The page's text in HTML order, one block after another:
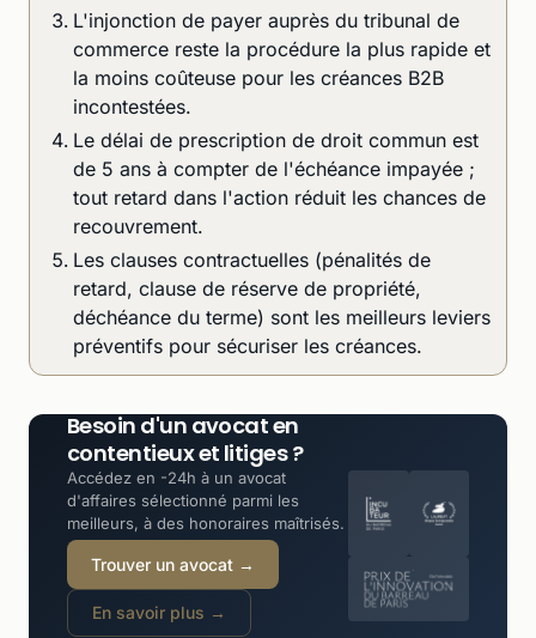
L'injonction de payer auprès du tribunal de
commerce reste la procédure la plus rapide et
la moins coûteuse pour les créances B2B
incontestées.
Le délai de prescription de droit commun est
de 5 ans à compter de l'échéance impayée ;
tout retard dans l'action réduit les chances de
recouvrement.
Les clauses contractuelles (pénalités de
retard, clause de réserve de propriété,
déchéance du terme) sont les meilleurs leviers
préventifs pour sécuriser les créances.
Besoin d'un avocat en
contentieux et litiges ?
Accédez en -24h à un avocat
d'affaires sélectionné parmi les
meilleurs, à des honoraires maîtrisés.
Trouver un avocat →
En savoir plus →